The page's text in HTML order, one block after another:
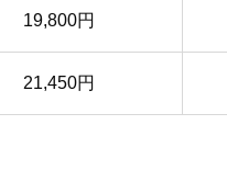
19,800円
21,450円